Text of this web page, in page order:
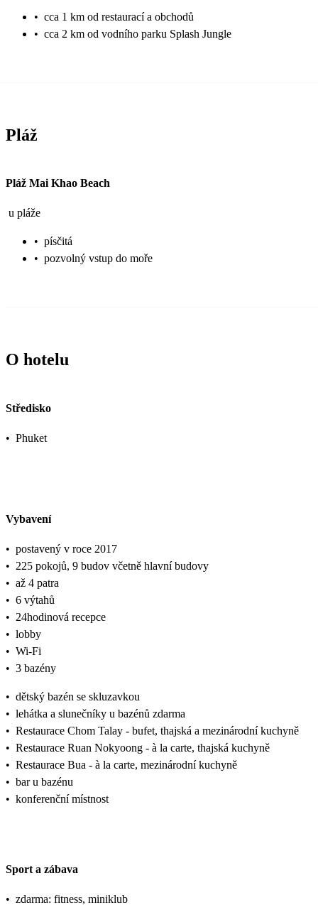
• cca 1 km od restaurací a obchodů
• cca 2 km od vodního parku Splash Jungle
Pláž
Pláž Mai Khao Beach
u pláže
• písčitá
• pozvolný vstup do moře
O hotelu
Středisko
• Phuket
Vybavení
• postavený v roce 2017
• 225 pokojů, 9 budov včetně hlavní budovy
• až 4 patra
• 6 výtahů
• 24hodinová recepce
• lobby
• Wi-Fi
• 3 bazény
• dětský bazén se skluzavkou
• lehátka a slunečníky u bazénů zdarma
• Restaurace Chom Talay - bufet, thajská a mezinárodní kuchyně
• Restaurace Ruan Nokyoong - à la carte, thajská kuchyně
• Restaurace Bua - à la carte, mezinárodní kuchyně
• bar u bazénu
• konferenční místnost
Sport a zábava
• zdarma: fitness, miniklub